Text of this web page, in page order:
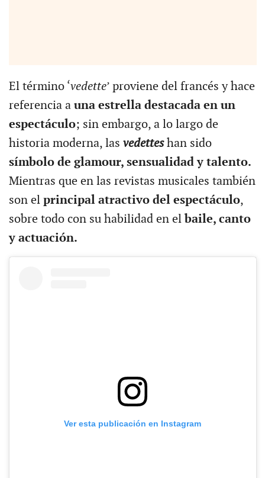
El término ‘vedette’ proviene del francés y hace
referencia a una estrella destacada en un
espectáculo; sin embargo, a lo largo de
historia moderna, las vedetteshan sido
símbolo de glamour, sensualidad y talento.
Mientras que en las revistas musicales también
son el principal atractivo del espectáculo,
sobre todo con su habilidad en elbaile, canto
y actuación.
Ver esta publicación en Instagram